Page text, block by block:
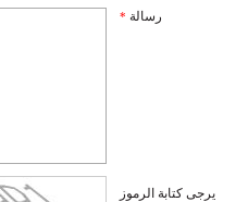
رسالة *
يرجى كتابة الرموز